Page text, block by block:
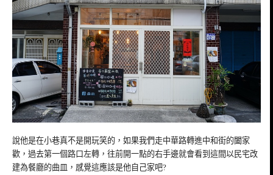
說他是在小巷真不是開玩笑的，如果我們走中華路轉進中和街的闔家
歡，過去第一個路口左轉，往前開一點的右手邊就會看到這間以民宅改
建為餐廳的曲皿，感覺這應該是他自己家吧?